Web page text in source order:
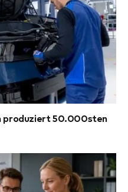
produziert 50.000sten